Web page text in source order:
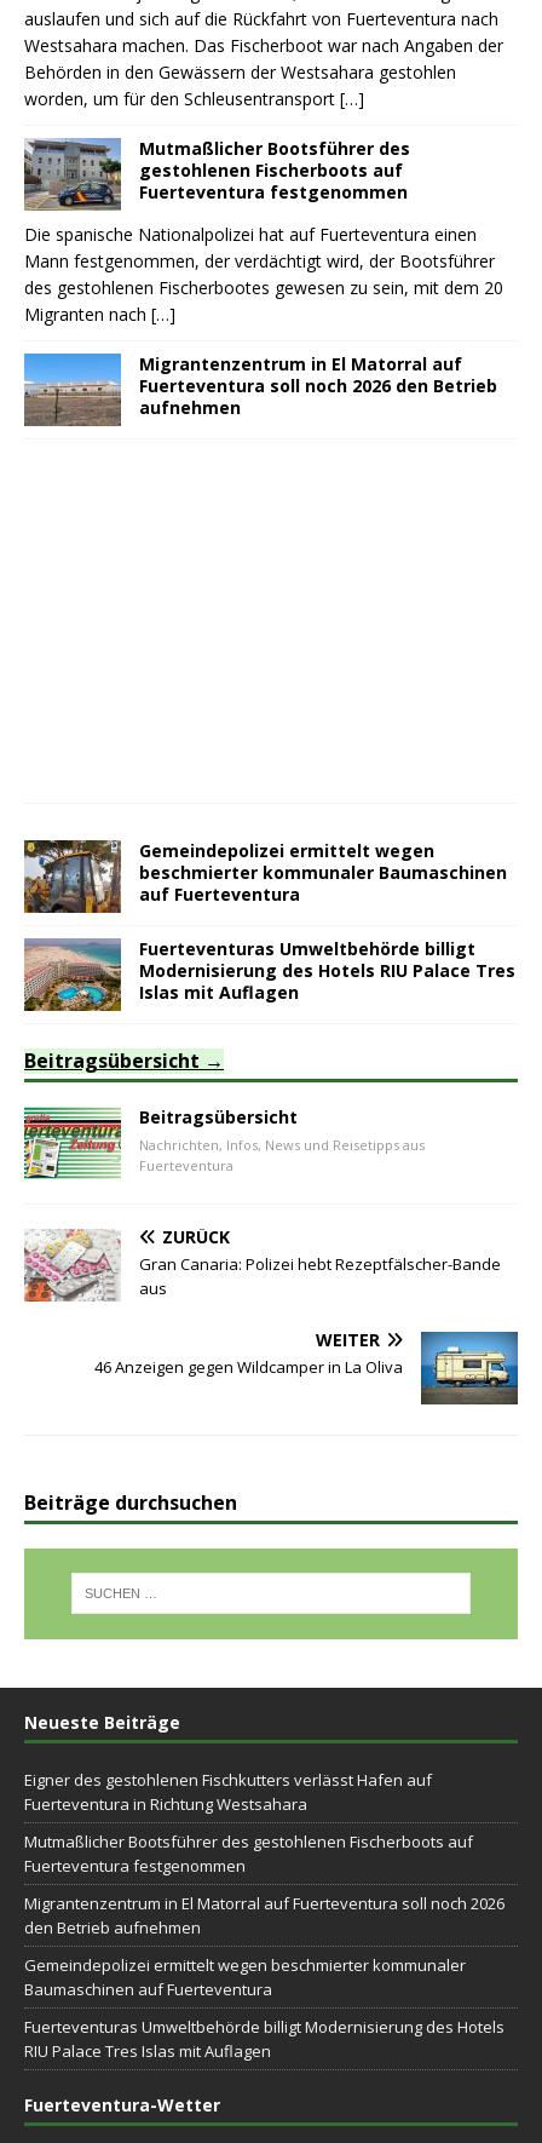
auslaufen und sich auf die Rückfahrt von Fuerteventura nach
Westsahara machen. Das Fischerboot war nach Angaben der
Behörden in den Gewässern der Westsahara gestohlen
worden, um für den Schleusentransport […]
Mutmaßlicher Bootsführer des
gestohlenen Fischerboots auf
Fuerteventura festgenommen
Die spanische Nationalpolizei hat auf Fuerteventura einen
Mann festgenommen, der verdächtigt wird, der Bootsführer
des gestohlenen Fischerbootes gewesen zu sein, mit dem 20
Migranten nach […]
Migrantenzentrum in El Matorral auf
Fuerteventura soll noch 2026 den Betrieb
aufnehmen
Gemeindepolizei ermittelt wegen
beschmierter kommunaler Baumaschinen
auf Fuerteventura
Fuerteventuras Umweltbehörde billigt
Modernisierung des Hotels RIU Palace Tres
Islas mit Auflagen
Beitragsübersicht
Beitragsübersicht
Nachrichten, Infos, News und Reisetipps aus
Fuerteventura
ZURÜCK
Gran Canaria: Polizei hebt Rezeptfälscher-Bande
aus
WEITER
46 Anzeigen gegen Wildcamper in La Oliva
Beiträge durchsuchen
Neueste Beiträge
Eigner des gestohlenen Fischkutters verlässt Hafen auf
Fuerteventura in Richtung Westsahara
Mutmaßlicher Bootsführer des gestohlenen Fischerboots auf
Fuerteventura festgenommen
Migrantenzentrum in El Matorral auf Fuerteventura soll noch 2026
den Betrieb aufnehmen
Gemeindepolizei ermittelt wegen beschmierter kommunaler
Baumaschinen auf Fuerteventura
Fuerteventuras Umweltbehörde billigt Modernisierung des Hotels
RIU Palace Tres Islas mit Auflagen
Fuerteventura-Wetter